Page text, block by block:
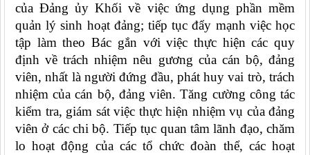
của Đảng ủy Khối về việc ứng dụng phần mềm
quản lý sinh hoạt đảng; tiếp tục đẩy mạnh việc học
tập làm theo Bác gắn với việc thực hiện các quy
định về trách nhiệm nêu gương của cán bộ, đảng
viên, nhất là người đứng đầu, phát huy vai trò, trách
nhiệm của cán bộ, đảng viên. Tăng cường công tác
kiểm tra, giám sát việc thực hiện nhiệm vụ của đảng
viên ở các chi bộ. Tiếp tục quan tâm lãnh đạo, chăm
lo hoạt động của các tổ chức đoàn thể, các hoạt